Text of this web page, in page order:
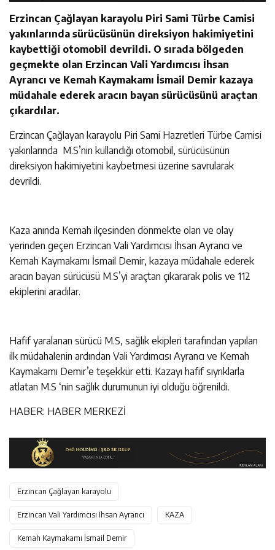
Erzincan Çağlayan karayolu Piri Sami Türbe Camisi
yakınlarında sürücüsünün direksiyon hakimiyetini
kaybettiği otomobil devrildi. O sırada bölgeden
geçmekte olan Erzincan Vali Yardımcısı İhsan
Ayrancı ve Kemah Kaymakamı İsmail Demir kazaya
müdahale ederek aracın bayan sürücüsünü araçtan
çıkardılar.
Erzincan Çağlayan karayolu Piri Sami Hazretleri Türbe Camisi
yakınlarında M.S’nin kullandığı otomobil, sürücüsünün
direksiyon hakimiyetini kaybetmesi üzerine savrularak
devrildi.
Kaza anında Kemah ilçesinden dönmekte olan ve olay
yerinden geçen Erzincan Vali Yardımcısı İhsan Ayrancı ve
Kemah Kaymakamı İsmail Demir, kazaya müdahale ederek
aracın bayan sürücüsü M.S’yi araçtan çıkararak polis ve 112
ekiplerini aradılar.
Hafif yaralanan sürücü M.S, sağlık ekipleri tarafından yapılan
ilk müdahalenin ardından Vali Yardımcısı Ayrancı ve Kemah
Kaymakamı Demir’e teşekkür etti. Kazayı hafif sıyrıklarla
atlatan M.S ‘nin sağlık durumunun iyi olduğu öğrenildi.
HABER: HABER MERKEZİ
Erzincan Çağlayan karayolu
Erzincan Vali Yardımcısı İhsan Ayrancı KAZA
Kemah Kaymakamı İsmail Demir